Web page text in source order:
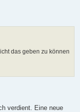
das geben zu können
verdient. Eine neue